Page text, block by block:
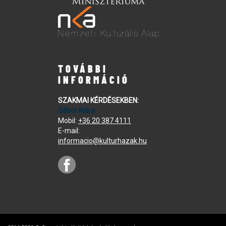
TOVÁBBI
INFORMÁCIÓ
SZAKMAI KÉRDÉSEKBEN:
Gábor Klára
Mobil: +36 20 387 4111
E-mail:
informacio@kulturhazak.hu